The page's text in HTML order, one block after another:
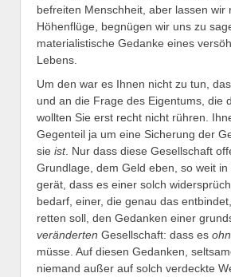
befreiten Menschheit, aber lassen wir
Höhenflüge, begnügen wir uns zu
materialistische Gedanke eines
Lebens.
Um den war es Ihnen nicht zu tun,
und an die Frage des Eigentums, die
wollten Sie erst recht nicht rühren.
Gegenteil ja um eine Sicherung der
sie ist. Nur dass diese Gesellschaft
Grundlage, dem Geld eben, so weit in
gerät, dass es einer solch
bedarf, einer, die genau das
retten soll, den Gedanken einer
veränderten Gesellschaft: dass es
müsse. Auf diesen Gedanken,
niemand außer auf solch verdeckte